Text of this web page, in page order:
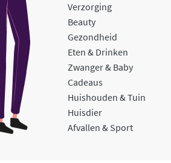
Verzorging
Beauty
Gezondheid
Eten & Drinken
Zwanger & Baby
Cadeaus
Huishouden & Tuin
Huisdier
Afvallen & Sport